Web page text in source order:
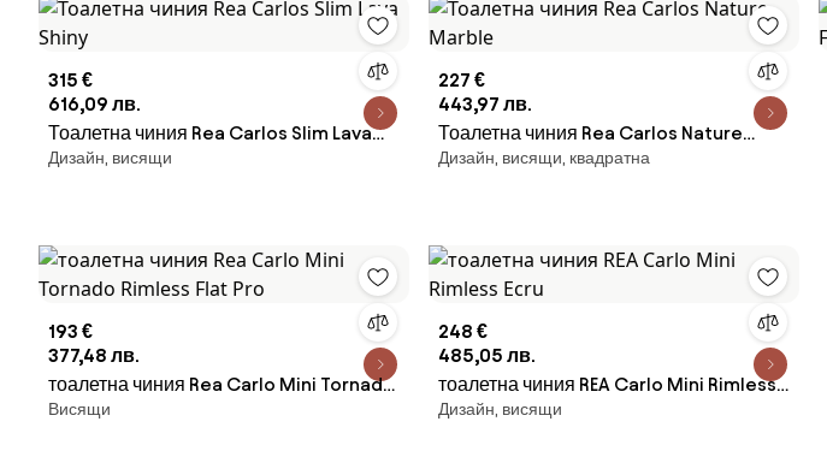
315 €
616,09 лв.
Тоалетна чиния Rea Carlos Slim Lava
Shiny
Дизайн, висящи
227 €
443,97 лв.
Тоалетна чиния Rea Carlos Nature
Marble
Дизайн, висящи, квадратна
193 €
377,48 лв.
тоалетна чиния Rea Carlo Mini Tornado
Rimless Flat Pro
Висящи
248 €
485,05 лв.
тоалетна чиния REA Carlo Mini Rimless
Ecru
Дизайн, висящи